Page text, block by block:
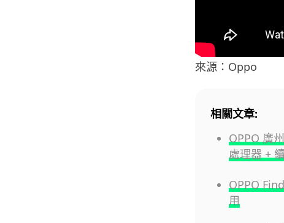
來源：Oppo
相關文章:
OPPO 廣
處理器 +
OPPO
用